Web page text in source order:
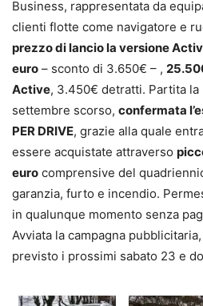
Business, rappresentata da
clienti flotte come navigatore e
prezzo di lancio la versione
euro – sconto di 3.650€ – ,
Active, 3.450€ detratti. Partita la
settembre scorso, confermata
PER DRIVE, grazie alla quale
essere acquistate attraverso
euro comprensive del
garanzia, furto e incendio.
in qualunque momento senza
Avviata la campagna
previsto i prossimi sabato 23 e